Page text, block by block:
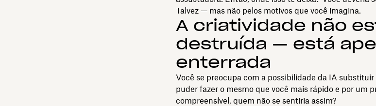
Talvez — mas não pelos motivos que você imagina.
A criatividade não
destruída — está
enterrada
Você se preocupa com a possibilidade da IA
puder fazer o mesmo que você mais rápido e por um
compreensível, quem não se sentiria assim?